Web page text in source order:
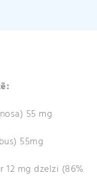
55 mg
55mg
12 mg dzelzi (86%